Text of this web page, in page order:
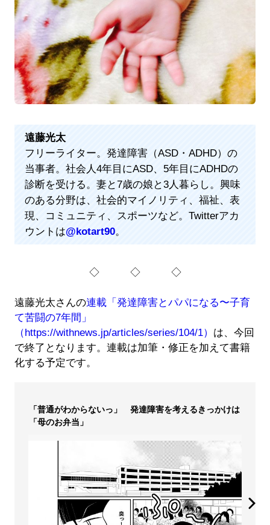
遠藤光太
フリーライター。発達障害（ASD・ADHD）の
当事者。社会人4年目にASD、5年目にADHDの
診断を受ける。妻と7歳の娘と3人暮らし。興味
のある分野は、社会的マイノリティ、福祉、表
現、コミュニティ、スポーツなど。Twitterアカ
ウントは@kotart90。
◇ ◇ ◇
遠藤光太さんの連載「発達障害とパパになる〜子育
て苦闘の7年間」
（https://withnews.jp/articles/series/104/1） は、今回
で終了となります。連載は加筆・修正を加えて書籍
化する予定です。
「普通がわからないっ」 発達障害を考えるきっかけは
「母のお弁当」